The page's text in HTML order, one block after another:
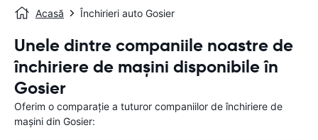
Acasă Închirieri auto Gosier
Unele dintre companiile noastre de
închiriere de mașini disponibile în
Gosier
Oferim o comparație a tuturor companiilor de închiriere de
mașini din Gosier: